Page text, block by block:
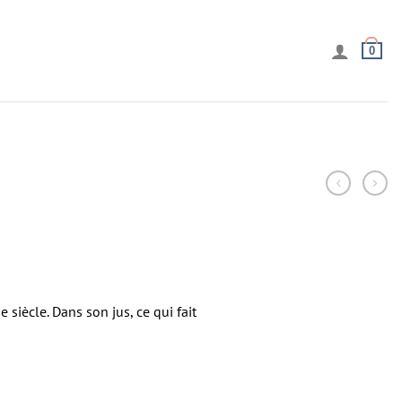
0
siècle. Dans son jus, ce qui fait